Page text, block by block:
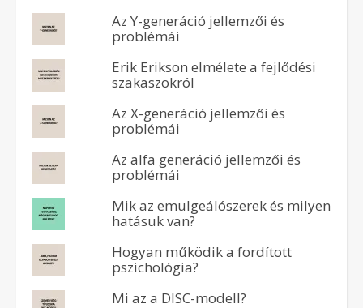
Az Y-generáció jellemzői és
problémái
Erik Erikson elmélete a fejlődési
szakaszokról
Az X-generáció jellemzői és
problémái
Az alfa generáció jellemzői és
problémái
Mik az emulgeálószerek és milyen
hatásuk van?
Hogyan működik a fordított
pszichológia?
Mi az a DISC-modell?